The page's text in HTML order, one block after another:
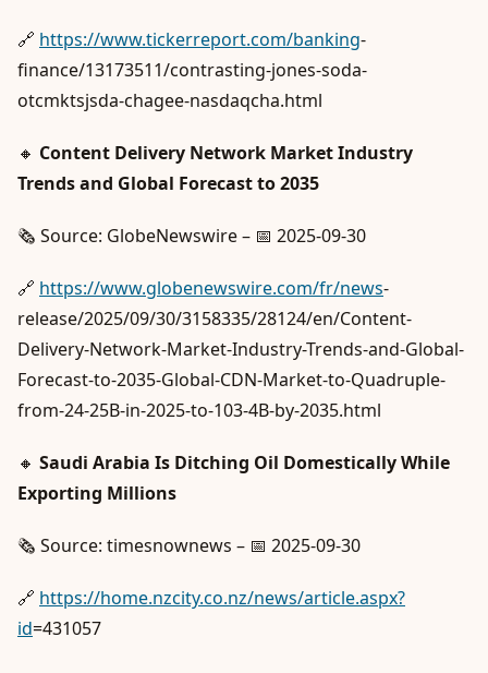
🔗 https://www.tickerreport.com/banking-
finance/13173511/contrasting-jones-soda-
otcmktsjsda-chagee-nasdaqcha.html
🔸 Content Delivery Network Market Industry
Trends and Global Forecast to 2035
🗞️ Source: GlobeNewswire – 📅 2025-09-30
🔗 https://www.globenewswire.com/fr/news-
release/2025/09/30/3158335/28124/en/Content-
Delivery-Network-Market-Industry-Trends-and-Global-
Forecast-to-2035-Global-CDN-Market-to-Quadruple-
from-24-25B-in-2025-to-103-4B-by-2035.html
🔸 Saudi Arabia Is Ditching Oil Domestically While
Exporting Millions
🗞️ Source: timesnownews – 📅 2025-09-30
🔗 https://home.nzcity.co.nz/news/article.aspx?
id=431057